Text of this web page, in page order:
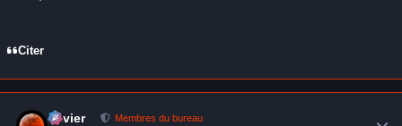
Citer
Xavier Membres du bureau